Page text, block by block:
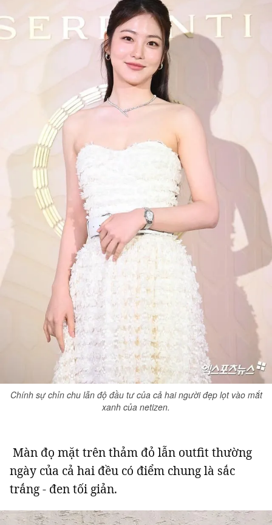
Chính sự chỉn chu lẫn độ đầu tư của cả hai người đẹp lọt vào mắt
xanh của netizen.
Màn đọ mặt trên thảm đỏ lẫn outfit thường
ngày của cả hai đều có điểm chung là sắc
trắng - đen tối giản.